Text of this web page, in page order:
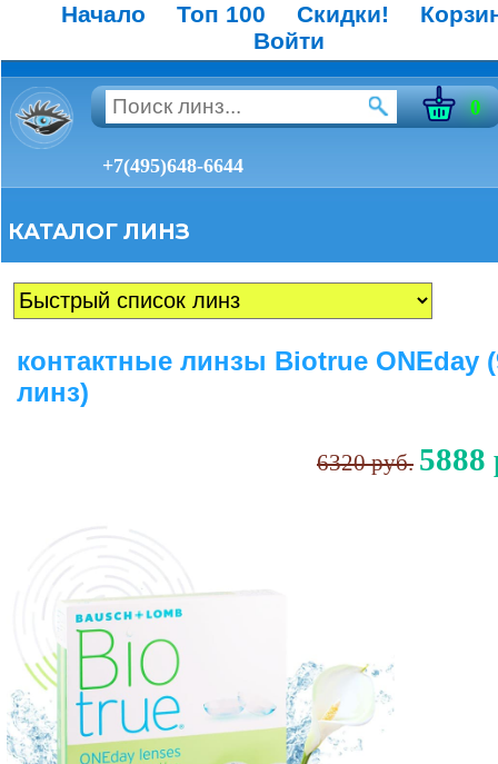
Начало Топ 100 Скидки!
Войти
0
+7(495)648-6644
КАТАЛОГ ЛИНЗ
контактные линзы Biotrue ONEday
линз)
6320 руб. 5888